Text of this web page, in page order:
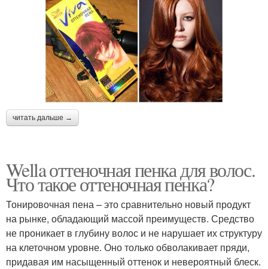
читать дальше →
Wella оттеночная пенка для волос.
Что такое оттеночная пенка?
Тонировочная пена – это сравнительно новый продукт
на рынке, обладающий массой преимуществ. Средство
не проникает в глубину волос и не нарушает их структуру
на клеточном уровне. Оно только обволакивает пряди,
придавая им насыщенный оттенок и невероятный блеск.